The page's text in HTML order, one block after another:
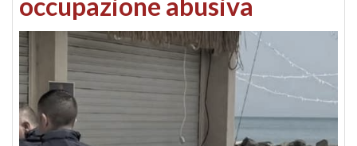
occupazione abusiva